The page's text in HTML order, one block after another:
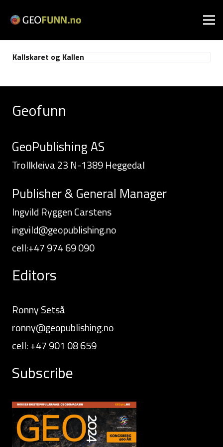
Kallskaret og Kallen
Geofunn
GeoPublishing AS
Trollkleiva 23 N-1389 Heggedal
Publisher & General Manager
Ingvild Ryggen Carstens
ingvild@geopublishing.no
cell:+47 974 69 090
Editors
Ronny Setså
ronny@geopublishing.no
cell: +47 901 08 659
Subscribe